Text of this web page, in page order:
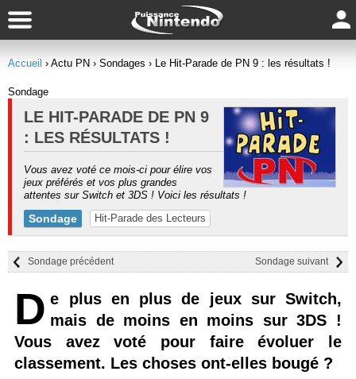
Accueil › Actu PN › Sondages › Le Hit-Parade de PN 9 : les résultats !
Sondage
LE HIT-PARADE DE PN 9
: LES RÉSULTATS !
Vous avez voté ce mois-ci pour élire vos
jeux préférés et vos plus grandes
attentes sur Switch et 3DS ! Voici les résultats !
Sondage Hit-Parade des Lecteurs
Sondage suivant
Sondage précédent
D e plus en plus de jeux sur Switch,
mais de moins en moins sur 3DS !
Vous avez voté pour faire évoluer le
classement. Les choses ont-elles bougé ?